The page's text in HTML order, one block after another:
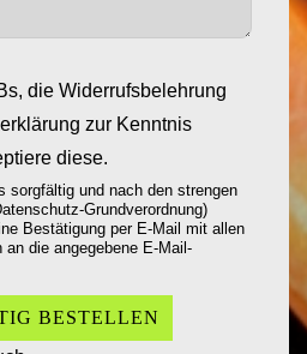
die Widerrufsbelehrung
zur Kenntnis
diese.
sorgfältig und nach den strengen
Grundverordnung)
Bestätigung per E-Mail mit allen
die angegebene E-Mail-
BESTELLEN